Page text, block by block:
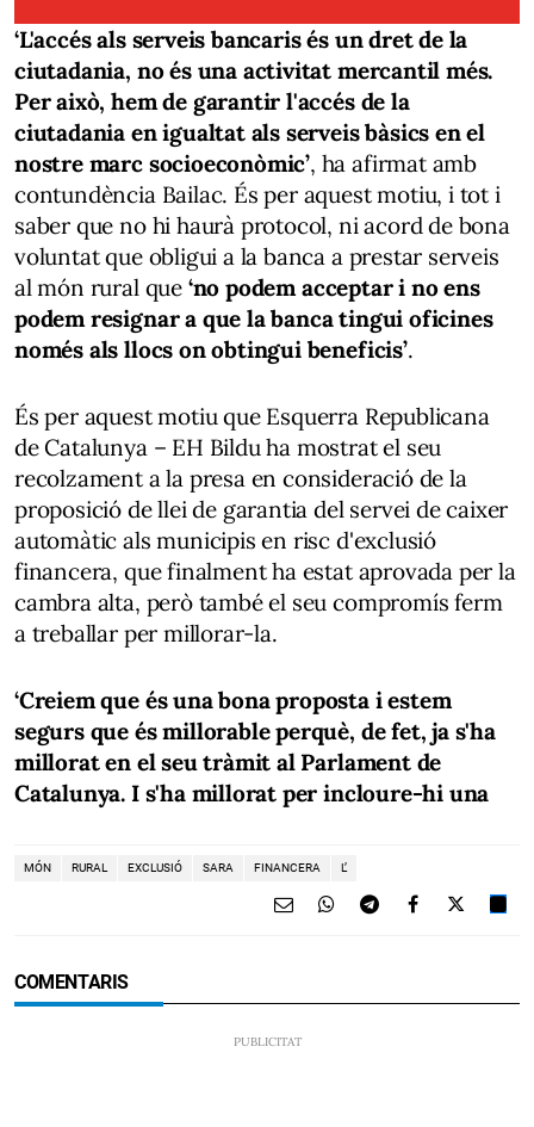
‘L'accés als serveis bancaris és un dret de la
ciutadania, no és una activitat mercantil més.
Per això, hem de garantir l'accés de la
ciutadania en igualtat als serveis bàsics en el
nostre marc socioeconòmic’, ha afirmat amb
contundència Bailac. És per aquest motiu, i tot i
saber que no hi haurà protocol, ni acord de bona
voluntat que obligui a la banca a prestar serveis
al món rural que ‘no podem acceptar i no ens
podem resignar a que la banca tingui oficines
només als llocs on obtingui beneficis’.
És per aquest motiu que Esquerra Republicana
de Catalunya – EH Bildu ha mostrat el seu
recolzament a la presa en consideració de la
proposició de llei de garantia del servei de caixer
automàtic als municipis en risc d'exclusió
financera, que finalment ha estat aprovada per la
cambra alta, però també el seu compromís ferm
a treballar per millorar-la.
‘Creiem que és una bona proposta i estem
segurs que és millorable perquè, de fet, ja s'ha
millorat en el seu tràmit al Parlament de
Catalunya. I s'ha millorat per incloure-hi una
MÓN RURAL EXCLUSIÓ SARA FINANCERA L’
COMENTARIS